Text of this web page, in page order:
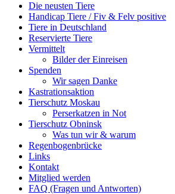
Die neusten Tiere
Handicap Tiere / Fiv & Felv positive
Tiere in Deutschland
Reservierte Tiere
Vermittelt
Bilder der Einreisen
Spenden
Wir sagen Danke
Kastrationsaktion
Tierschutz Moskau
Perserkatzen in Not
Tierschutz Obninsk
Was tun wir & warum
Regenbogenbrücke
Links
Kontakt
Mitglied werden
FAQ (Fragen und Antworten)